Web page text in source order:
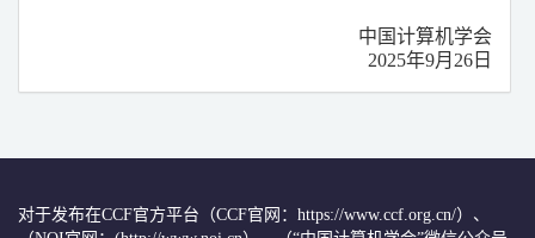
中国计算机学会
2025年9月 26 日
对于发布在CCF官方平台（CCF官网：https://www.ccf.org.cn/）、